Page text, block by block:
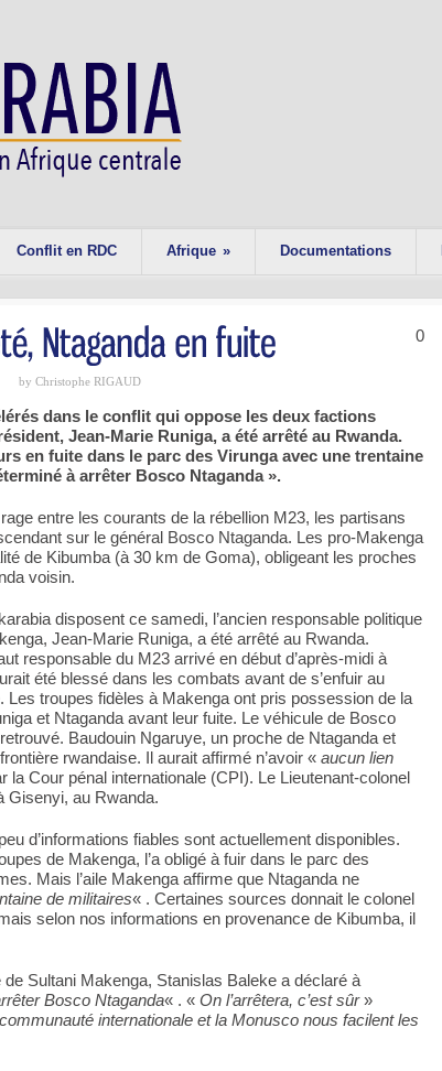
Conflit en RDC Afrique » Documentations
0
by Christophe RIGAUD
dans le conflit qui oppose les deux factions
Jean-Marie Runiga, a été arrêté au Rwanda.
en fuite dans le parc des Virunga avec une trentaine
à arrêter Bosco Ntaganda ».
entre les courants de la rébellion M23, les partisans
sur le général Bosco Ntaganda. Les pro-Makenga
de Kibumba (à 30 km de Goma), obligeant les proches
voisin.
disposent ce samedi, l’ancien responsable politique
Jean-Marie Runiga, a été arrêté au Rwanda.
responsable du M23 arrivé en début d’après-midi à
été blessé dans les combats avant de s’enfuir au
Les troupes fidèles à Makenga ont pris possession de la
et Ntaganda avant leur fuite. Le véhicule de Bosco
Baudouin Ngaruye, un proche de Ntaganda et
rwandaise. Il aurait affirmé n’avoir « aucun lien
la Cour pénal internationale (CPI). Le Lieutenant-colonel
Gisenyi, au Rwanda.
d’informations fiables sont actuellement disponibles.
de Makenga, l’a obligé à fuir dans le parc des
Mais l’aile Makenga affirme que Ntaganda ne
de militaires« . Certaines sources donnait le colonel
selon nos informations en provenance de Kibumba, il
Sultani Makenga, Stanislas Baleke a déclaré à
Bosco Ntaganda« . « On l’arrêtera, c’est sûr»
internationale et la Monusco nous facilent les